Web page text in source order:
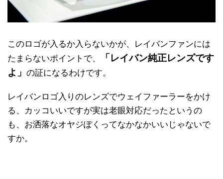
このロゴが入るか入らないかが、レイバンファンには
たまらないポイントで、
「レイバン純正レンズです
よ」 の証になるわけです。
レイバンロゴ入りのレンズでウェイファーラーをかけ
る、カッコいいですが実は老眼対応だったというの
も、お洒落なオヤジぽくってなかなかいいじゃないで
すか。